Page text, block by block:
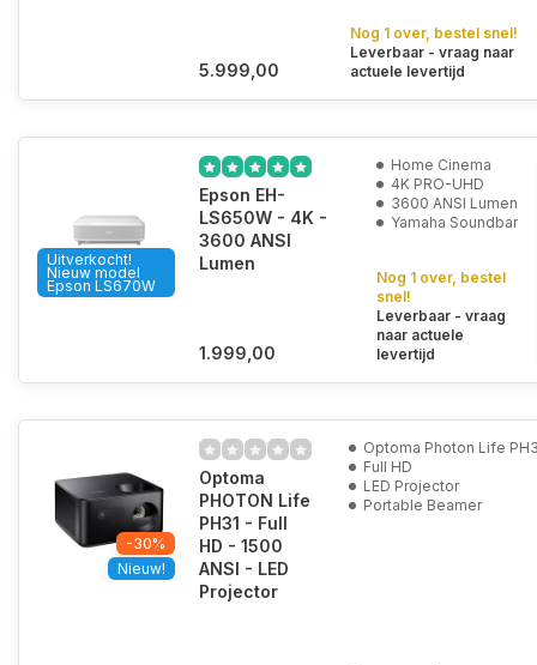
5.999,00
Nog 1 over, bestel snel!
Leverbaar - vraag naar
actuele levertijd
Uitverkocht!
Nieuw model
Epson LS670W
Epson EH-
LS650W - 4K -
3600 ANSI
Lumen
1.999,00
Home Cinema
4K PRO-UHD
3600 ANSI Lumen
Yamaha Soundbar
Nog 1 over, bestel
snel!
Leverbaar - vraag
naar actuele
levertijd
-30%
Nieuw!
Optoma
PHOTON Life
PH31 - Full
HD - 1500
ANSI - LED
Projector
Optoma Photon Life
Full HD
LED Projector
Portable Beamer